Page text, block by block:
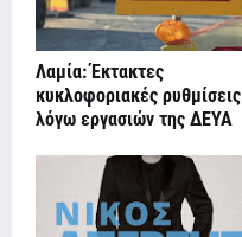
Λαμία: Έκτακτες
κυκλοφοριακές ρυθμίσεις
λόγω εργασιών της ΔΕΥΑ